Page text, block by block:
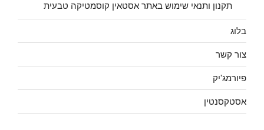
תקנון ותנאי שימוש באתר אסטאין קוסמטיקה טבעית
בלוג
צור קשר
פיורמג'יק
אסטקסנטין